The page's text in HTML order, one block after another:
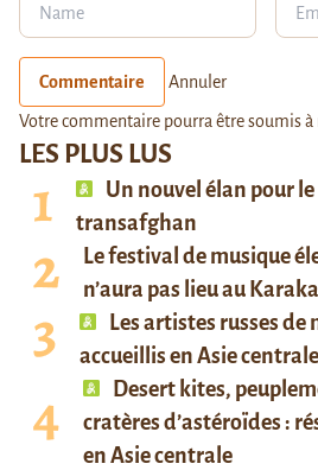
LES PLUS LUS
Un nouvel élan pour
transafghan
Le festival de musique
n’aura pas lieu au
Les artistes russes de
accueillis en Asie centrale
Desert kites,
cratères d’astéroïdes :
en Asie centrale
Commentaire Annuler
Votre commentaire pourra être soumis à